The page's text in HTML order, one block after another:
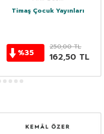
Timaş Çocuk Yayınları
%35
250,00TL
162,50 TL